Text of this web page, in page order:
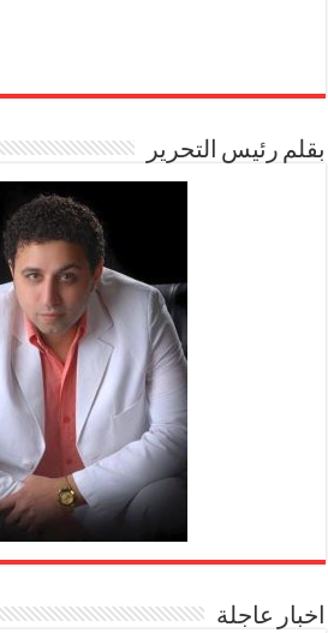
بقلم رئيس التحرير
اخبار عاجلة